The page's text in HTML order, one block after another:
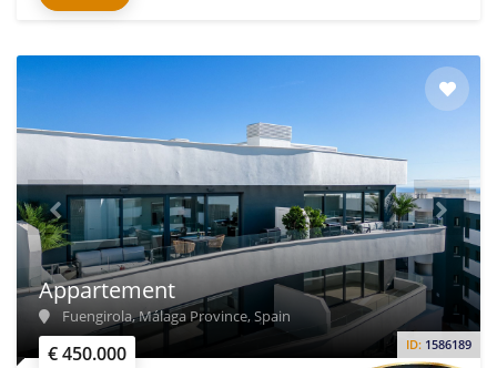
€ 450.000 ID: 1586189
Appartement
Fuengirola, Málaga Province, Spain